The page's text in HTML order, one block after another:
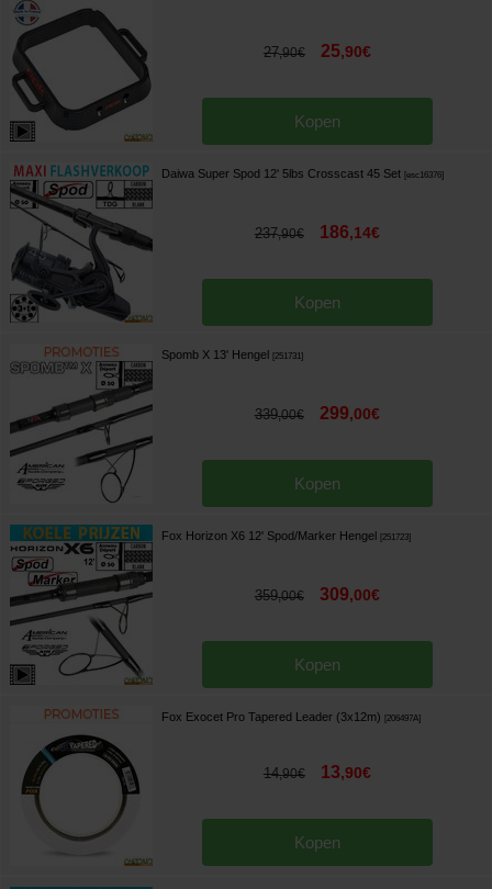
27,90€ 25,90€
Kopen
Daiwa Super Spod 12' 5lbs Crosscast 45 Set [esc16376]
237,90€ 186,14€
Kopen
Spomb X 13' Hengel 251731]
339,00€ 299,00€
Kopen
Fox Horizon X6 12' Spod/Marker Hengel 251723]
359,00€ 309,00€
Kopen
Fox Exocet Pro Tapered Leader (3x12m) 206497A]
14,90€ 13,90€
Kopen